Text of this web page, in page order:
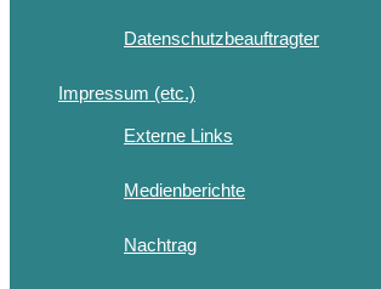
Datenschutzbeauftragter
Impressum (etc.)
Externe Links
Medienberichte
Nachtrag